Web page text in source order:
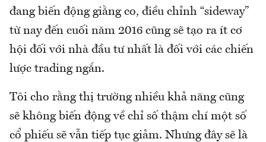
đang biến động giằng co, điều chỉnh “sideway”
từ nay đến cuối năm 2016 cũng sẽ tạo ra ít cơ
hội đối với nhà đầu tư nhất là đối với các chiến
lược trading ngắn.
Tôi cho rằng thị trường nhiều khả năng cũng
sẽ không biến động về chỉ số thậm chí một số
cổ phiếu sẽ vẫn tiếp tục giảm. Nhưng đây sẽ là